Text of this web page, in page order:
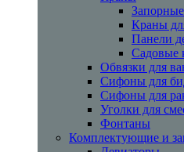
Краны
Панели
Садовые
Обвязки для
Сифоны для
Сифоны для
Уголки для
Фонтаны
Комплектующие и